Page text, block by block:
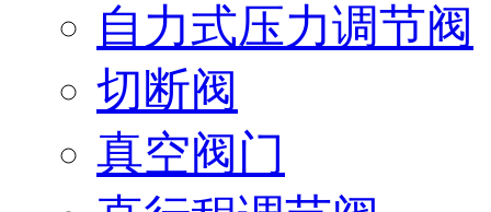
自力式压力调节阀
切断阀
真空阀门